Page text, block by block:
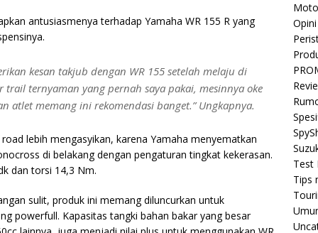
antusiasmenya terhadap Yamaha WR 155 R yang
kesan takjub dengan WR 155 setelah melaju di
trail ternyaman yang pernah saya pakai, mesinnya oke
atlet memang ini rekomendasi banget.” Ungkapnya.
lebih mengasyikan, karena Yamaha menyematkan
di belakang dengan pengaturan tingkat kekerasan.
dan torsi 14,3 Nm.
sulit, produk ini memang diluncurkan untuk
powerfull. Kapasitas tangki bahan bakar yang besar
Opini
Test
Tips